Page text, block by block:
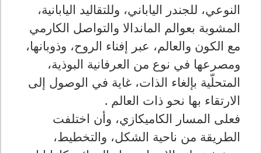
النوعي، للجندر الياباني، وللتقاليد اليابانية،
المشوبة بعوالم الماندالا والتواصل الكارمي
مع الكون والعالم، عبر إفناء الروح، وذوبانها،
ومصرعها في نوع من العرفانية البوذية،
المتحلّية بإلغاء الذات، غاية في الوصول إلى
الارتقاء بها نحو ذات العالم .
فعلى المسار الكاميكازي، وأن اختلفت
الطريقة من ناحية الشكل، والتخطيط،